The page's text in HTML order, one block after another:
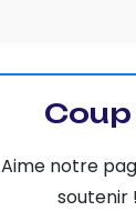
Aime notre
soutenir